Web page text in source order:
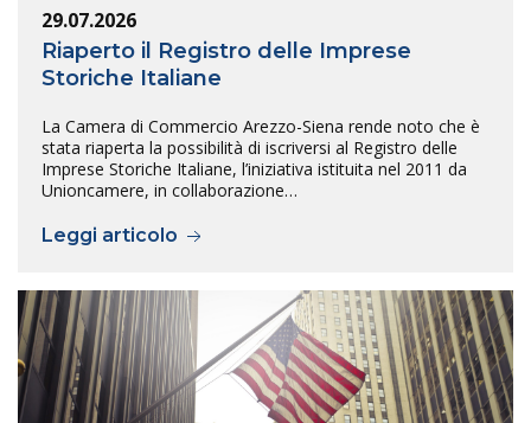
29.07.2026
Riaperto il Registro delle Imprese
Storiche Italiane
La Camera di Commercio Arezzo-Siena rende noto che è
stata riaperta la possibilità di iscriversi al Registro delle
Imprese Storiche Italiane, l’iniziativa istituita nel 2011 da
Unioncamere, in collaborazione…
Leggi articolo